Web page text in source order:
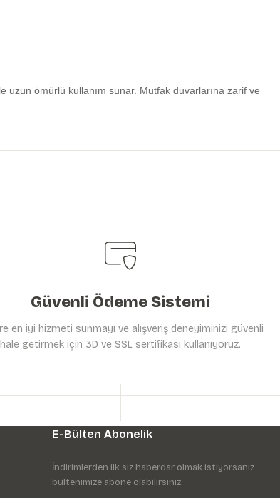
uzun ömürlü kullanım sunar. Mutfak duvarlarına zarif ve
Güvenli Ödeme Sistemi
en iyi hizmeti sunmayı ve alışveriş deneyiminizi güvenli
hale getirmek için 3D ve SSL sertifikası kullanıyoruz.
E-Bülten Abonelik
İndirimlerden ilk siz haberdar olmak istiyorsanız
bültenimize abone olabilirsiniz.